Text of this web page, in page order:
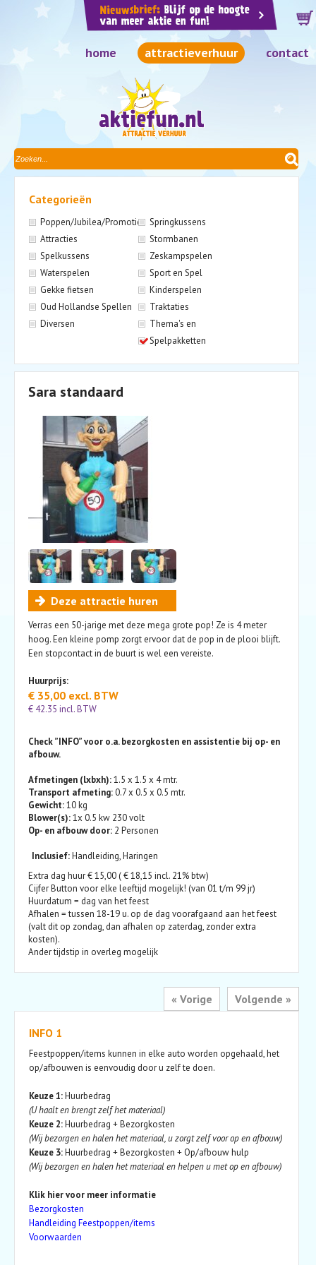
home attractieverhuur contact
Categorieën
Poppen/Jubilea/Promotie
Springkussens
Attracties
Stormbanen
Spelkussens
Zeskampspelen
Waterspelen
Sport en Spel
Gekke fietsen
Kinderspelen
Oud Hollandse Spellen
Traktaties
Diversen
Thema's en
Spelpakketten
Sara standaard
Deze attractie huren
Verras een 50-jarige met deze mega grote pop! Ze is 4 meter
hoog. Een kleine pomp zorgt ervoor dat de pop in de plooi blijft.
Een stopcontact in de buurt is wel een vereiste.
Huurprijs:
€ 35,00 excl. BTW
€ 42.35 incl. BTW
Check ”INFO” voor o.a. bezorgkosten en assistentie bij op- en
afbouw.
Afmetingen (lxbxh):1.5 x 1.5 x 4 mtr.
Transport afmeting: 0.7 x 0.5 x 0.5 mtr.
Gewicht:10 kg
Blower(s):1x 0.5 kw 230 volt
Op- en afbouw door: 2 Personen
Inclusief:Handleiding, Haringen
Extra dag huur € 15,00 ( € 18,15 incl. 21% btw)
Cijfer Button voor elke leeftijd mogelijk! (van 01 t/m 99 jr)
Huurdatum = dag van het feest
Afhalen = tussen 18-19 u. op de dag voorafgaand aan het feest
(valt dit op zondag, dan afhalen op zaterdag, zonder extra
kosten).
Ander tijdstip in overleg mogelijk
Volgende »
« Vorige
INFO 1
Feestpoppen/items kunnen in elke auto worden opgehaald, het
op/afbouwen is eenvoudig door u zelf te doen.
Keuze 1:Huurbedrag
(U haalt en brengt zelf het materiaal)
Keuze 2:Huurbedrag + Bezorgkosten
(Wij bezorgen en halen het materiaal, u zorgt zelf voor op en afbouw)
Keuze 3:Huurbedrag + Bezorgkosten + Op/afbouw hulp
(Wij bezorgen en halen het materiaal en helpen u met op en afbouw)
Klik hier voor meer informatie
Bezorgkosten
Handleiding Feestpoppen/items
Voorwaarden